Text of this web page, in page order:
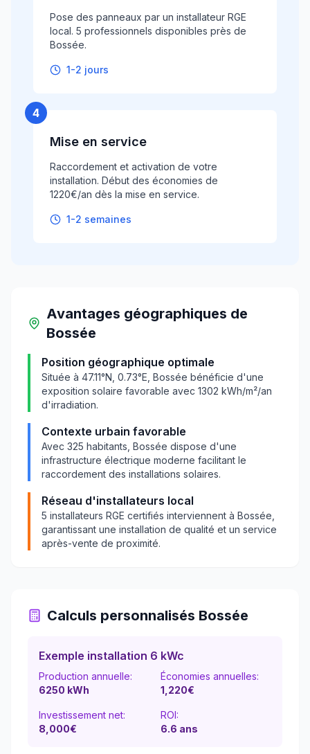
Pose des panneaux par un installateur RGE
local. 5 professionnels disponibles près de
Bossée.
1-2 jours
4
Mise en service
Raccordement et activation de votre
installation. Début des économies de
1220€/an dès la mise en service.
1-2 semaines
Avantages géographiques de
Bossée
Position géographique optimale
Située à 47.11°N, 0.73°E, Bossée bénéficie d'une
exposition solaire favorable avec 1302 kWh/m²/an
d'irradiation.
Contexte urbain favorable
Avec 325 habitants, Bossée dispose d'une
infrastructure électrique moderne facilitant le
raccordement des installations solaires.
Réseau d'installateurs local
5 installateurs RGE certifiés interviennent à Bossée
garantissant une installation de qualité et un service
après-vente de proximité.
Calculs personnalisés Bossée
Exemple installation 6 kWc
Production annuelle:
6250 kWh
Économies annuelles:
1,220€
Investissement net:
8,000€
ROI:
6.6 ans